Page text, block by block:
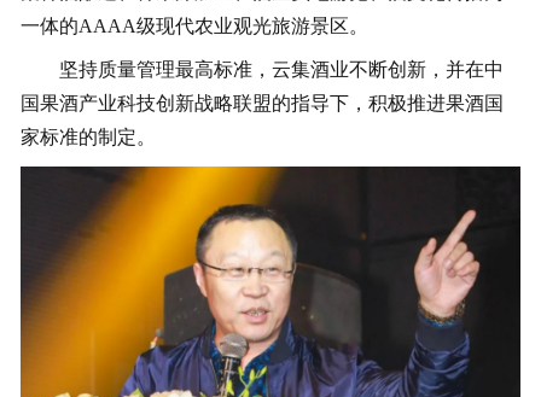
一体的AAAA级现代农业观光旅游景区。
坚持质量管理最高标准，云集酒业不断创新，并在中
国果酒产业科技创新战略联盟的指导下，积极推进果酒国
家标准的制定。